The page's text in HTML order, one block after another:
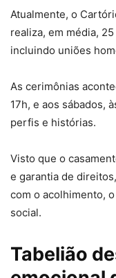
Atualmente, o
realiza, em média,
incluindo uniões
As cerimônias
17h, e aos sábados,
perfis e histórias.
Visto que o
e garantia de
com o acolhimento,
social.
Tabelião